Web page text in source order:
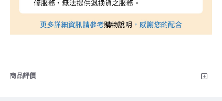
商品評價